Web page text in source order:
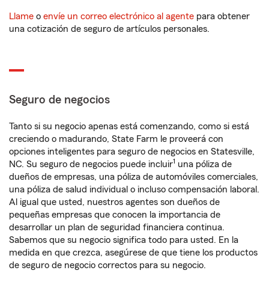
Llame o envíe un correo electrónico al agente para obtener
una cotización de seguro de artículos personales.
Seguro de negocios
Tanto si su negocio apenas está comenzando, como si está
creciendo o madurando, State Farm le proveerá con
opciones inteligentes para seguro de negocios en Statesville,
NC. Su seguro de negocios puede incluir1 una póliza de
dueños de empresas, una póliza de automóviles comerciales,
una póliza de salud individual o incluso compensación laboral.
Al igual que usted, nuestros agentes son dueños de
pequeñas empresas que conocen la importancia de
desarrollar un plan de seguridad financiera continua.
Sabemos que su negocio significa todo para usted. En la
medida en que crezca, asegúrese de que tiene los productos
de seguro de negocio correctos para su negocio.